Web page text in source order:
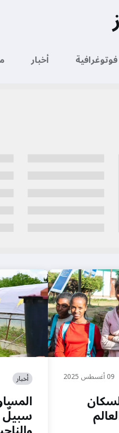
أخبار
09 أغسطس 2025 أخبار
سبيلٌ